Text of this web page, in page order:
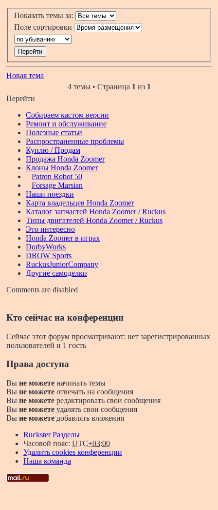
Показать темы за:
Поле сортировки
Новая тема
4 темы • Страница 1 из 1
Перейти
Собираем кастом версии
Ремонт и обслуживание
Полезные статьи
Распространенные проблемы
Куплю / Продам
Продажа Honda Zoomer
Клоны Honda Zoomer
Patron Robot 50
Forsage Marsian
Наши поездки
Карта владельцев Honda Zoomer
Каталог запчастей Honda Zoomer / Ruckus
Типы двигателей Honda Zoomer / Ruckus
Это интересно
Honda Zoomer в играх
DorbyWorks
DROW Sports
RuckusJuniorCompany
Другие самоделки
Comments are disabled
Кто сейчас на конференции
Сейчас этот форум просматривают: нет зарегистрированных
пользователей и 1 гость
Права доступа
Вы не можете начинать темы
Вы не можете отвечать на сообщения
Вы не можете редактировать свои сообщения
Вы не можете удалять свои сообщения
Вы не можете добавлять вложения
Ruckster Разделы
Часовой пояс: UTC+03:00
Удалить cookies конференции
Наша команда